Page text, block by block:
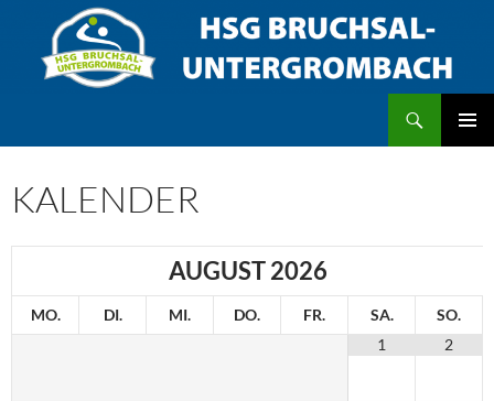
springen
KALENDER
AUGUST 2026
MO. DI. MI. DO. FR. SA.
SO.
1
2